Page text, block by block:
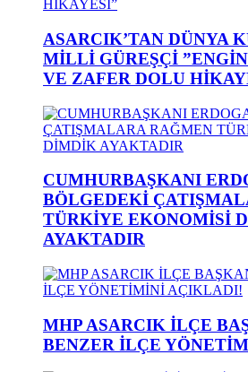
ASARCIK’TAN DÜNYA
MİLLİ GÜREŞÇİ
VE ZAFER DOLU
CUMHURBAŞKANI
BÖLGEDEKİ
TÜRKİYE EKONOMİSİ
AYAKTADIR
MHP ASARCIK İLÇE
BENZER İLÇE